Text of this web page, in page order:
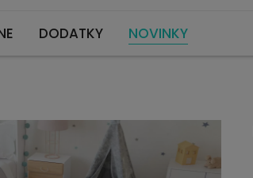
DODATKY NOVINKY